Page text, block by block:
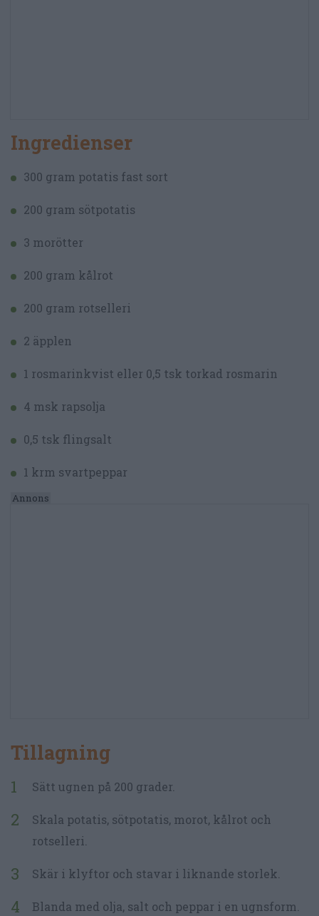
Ingredienser
300 gram potatis fast sort
200 gram sötpotatis
3 morötter
200 gram kålrot
200 gram rotselleri
2 äpplen
1 rosmarinkvist eller 0,5 tsk torkad rosmarin
4 msk rapsolja
0,5 tsk flingsalt
1 krm svartpeppar
Tillagning
Sätt ugnen på 200 grader.
Skala potatis, sötpotatis, morot, kålrot och
rotselleri.
Skär i klyftor och stavar i liknande storlek.
Blanda med olja, salt och peppar i en ugnsform.